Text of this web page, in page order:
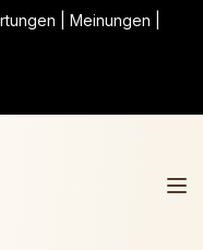
| Meinungen |